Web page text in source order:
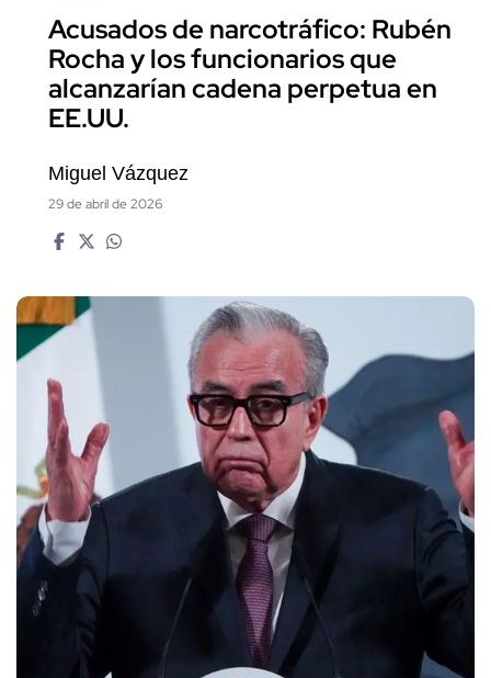
Acusados de narcotráfico: Rubén
Rocha y los funcionarios que
alcanzarían cadena perpetua en
EE.UU.
Miguel Vázquez
29 de abril de 2026